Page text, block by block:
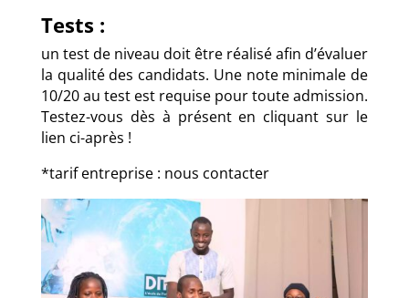
Tests :
un test de niveau doit être réalisé afin d’évaluer
la qualité des candidats. Une note minimale de
10/20 au test est requise pour toute admission.
Testez-vous dès à présent en cliquant sur le
lien ci-après !
*tarif entreprise : nous contacter